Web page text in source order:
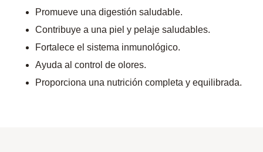
Promueve una digestión saludable.
Contribuye a una piel y pelaje saludables.
Fortalece el sistema inmunológico.
Ayuda al control de olores.
Proporciona una nutrición completa y equilibrada.